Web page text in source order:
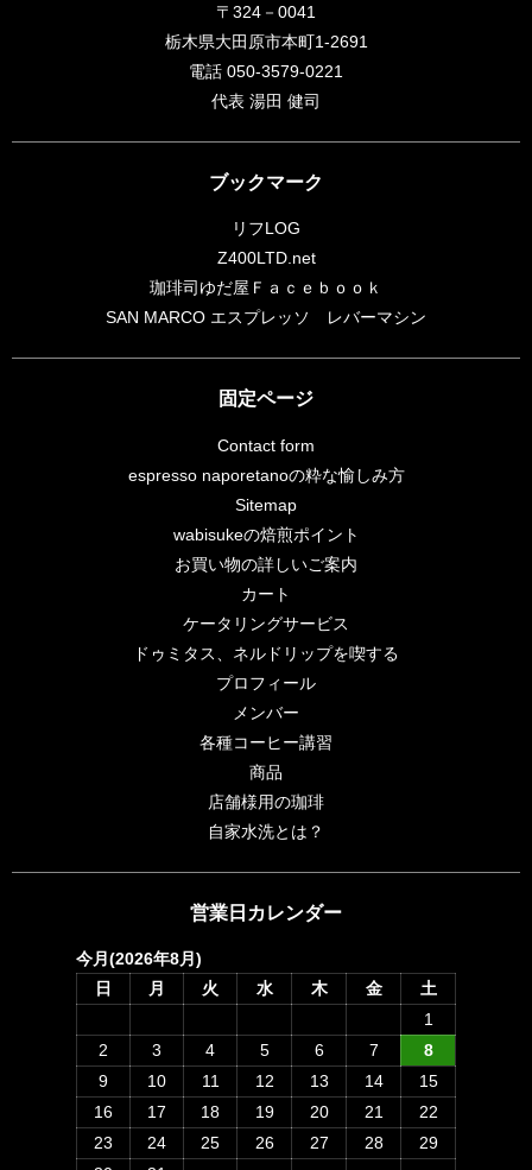
〒324－0041
栃木県大田原市本町1-2691
電話 050-3579-0221
代表 湯田 健司
ブックマーク
リフLOG
Z400LTD.net
珈琲司ゆだ屋Ｆａｃｅｂｏｏｋ
SAN MARCO エスプレッソ レバーマシン
固定ページ
Contact form
espresso naporetanoの粋な愉しみ方
Sitemap
wabisukeの焙煎ポイント
お買い物の詳しいご案内
カート
ケータリングサービス
ドゥミタス、ネルドリップを喫する
プロフィール
メンバー
各種コーヒー講習
商品
店舗様用の珈琲
自家水洗とは？
営業日カレンダー
今月(2026年8月)
日
月 火 水 木 金
土
1
2
3 4 5 6 7
8
9
10 11 12 13 14
15
16
17 18 19 20 21
22
23
24 25 26 27 28
29